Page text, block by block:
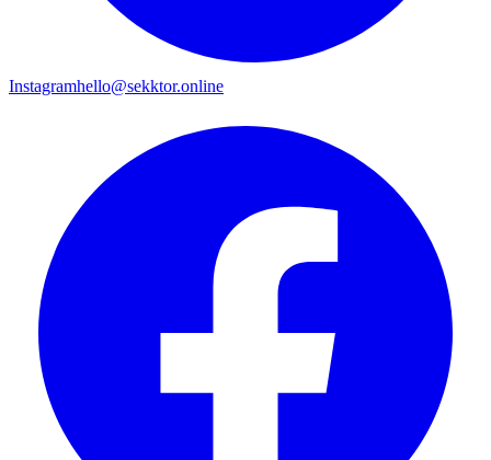
Instagramhello@sekktor.online